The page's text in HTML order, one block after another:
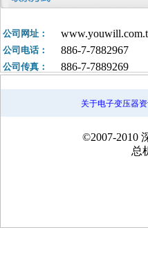
公司网址：
公司电话： 886-7-7882967
公司传真： 886-7-7889269
关于电子变压器资
©2007-2010
总